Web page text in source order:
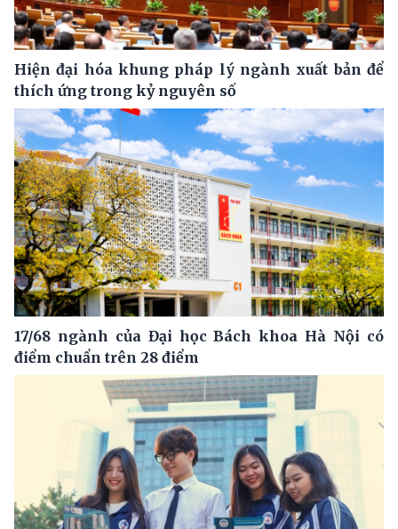
Hiện đại hóa khung pháp lý ngành xuất bản để
thích ứng trong kỷ nguyên số
17/68 ngành của Đại học Bách khoa Hà Nội có
điểm chuẩn trên 28 điểm